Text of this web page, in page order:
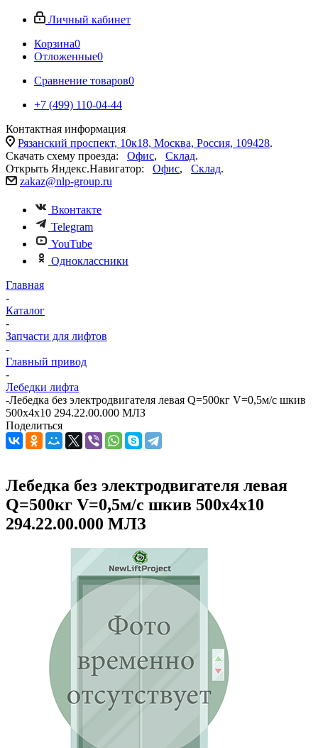
Личный кабинет
Корзина0
Отложенные0
Сравнение товаров0
+7 (499) 110-04-44
Контактная информация
Рязанский проспект, 10к18, Москва, Россия, 109428.
Скачать схему проезда: Офис, Склад.
Открыть Яндекс.Навигатор: Офис, Склад.
zakaz@nlp-group.ru
Вконтакте
Telegram
YouTube
Одноклассники
Главная
-
Каталог
-
Запчасти для лифтов
-
Главный привод
-
Лебедки лифта
-Лебедка без электродвигателя левая Q=500кг V=0,5м/с шкив
500х4х10 294.22.00.000 МЛЗ
Поделиться
Лебедка без электродвигателя левая
Q=500кг V=0,5м/с шкив 500х4х10
294.22.00.000 МЛЗ